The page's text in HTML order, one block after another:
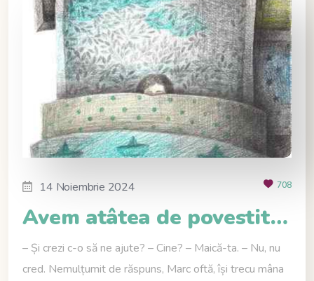
14 Noiembrie 2024 708
Avem atâtea de povestit…
– Și crezi c-o să ne ajute? – Cine? – Maică-ta. – Nu, nu
cred. Nemulțumit de răspuns, Marc oftă, își trecu mâna